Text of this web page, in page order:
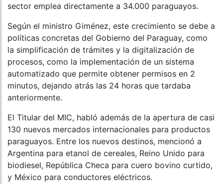
sector emplea directamente a 34.000 paraguayos.
Según el ministro Giménez, este crecimiento se debe a
políticas concretas del Gobierno del Paraguay, como
la simplificación de trámites y la digitalización de
procesos, como la implementación de un sistema
automatizado que permite obtener permisos en 2
minutos, dejando atrás las 24 horas que tardaba
anteriormente.
El Titular del MIC, habló además de la apertura de casi
130 nuevos mercados internacionales para productos
paraguayos. Entre los nuevos destinos, mencionó a
Argentina para etanol de cereales, Reino Unido para
biodiesel, República Checa para cuero bovino curtido,
y México para conductores eléctricos.